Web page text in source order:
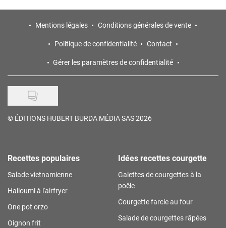
Mentions légales
Conditions générales de vente
Politique de confidentialité
Contact
Gérer les paramètres de confidentialité
© ÉDITIONS HUBERT BURDA MÉDIA SAS 2026
Recettes populaires
Salade vietnamienne
Halloumi à l'airfryer
One pot orzo
Oignon frit
Idées recettes courgette
Galettes de courgettes à la
poêle
Courgette farcie au four
Salade de courgettes râpées